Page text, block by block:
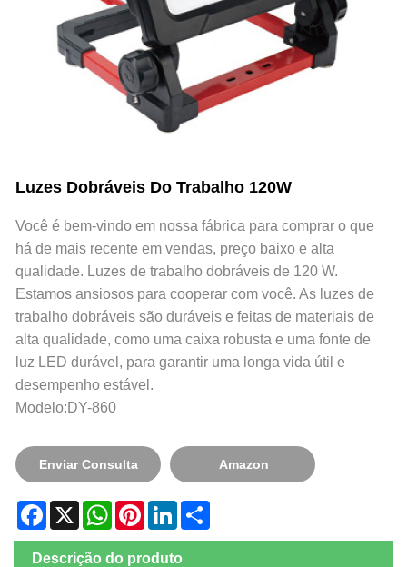
Luzes Dobráveis ​​do Trabalho 120W
Você é bem-vindo em nossa fábrica para comprar o que
há de mais recente em vendas, preço baixo e alta
qualidade. Luzes de trabalho dobráveis ​​de 120 W.
Estamos ansiosos para cooperar com você. As luzes de
trabalho dobráveis ​​são duráveis ​​e feitas de materiais de
alta qualidade, como uma caixa robusta e uma fonte de
luz LED durável, para garantir uma longa vida útil e
desempenho estável.
Modelo:DY-860
Enviar Consulta Amazon
Facebook
X WhatsApp
PinterestLinkedIn
Descrição do produto